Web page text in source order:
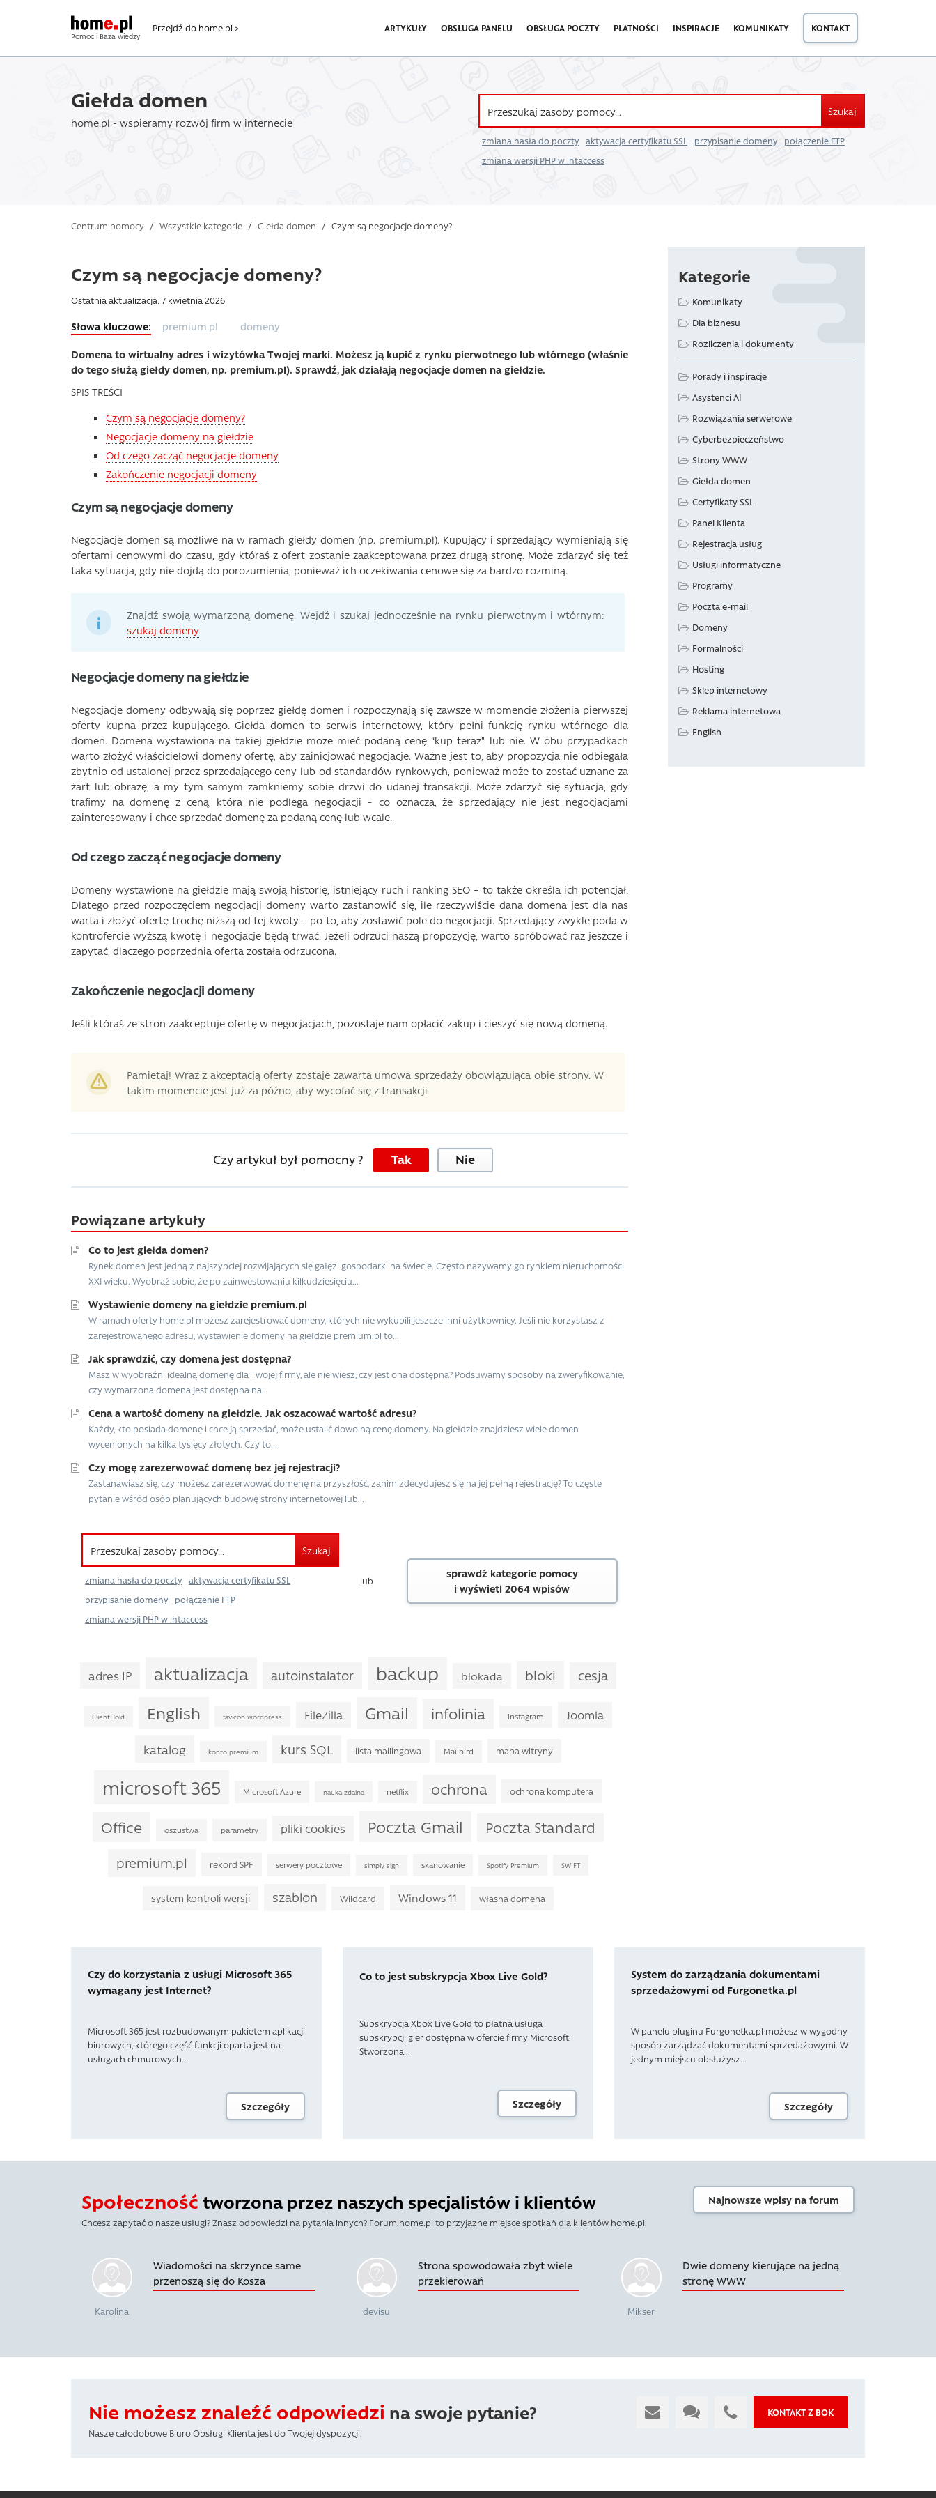
Pomoc i Baza wiedzy
Przejdź do home.pl > ARTYKUŁY OBSŁUGA PANELU OBSŁUGA POCZTY PŁATNOŚCI INSPIRACJE KOMUNIKATY KONTAKT
Giełda domen
home.pl - wspieramy rozwój firm w internecie
Szukaj
zmiana hasła do poczty aktywacja certyfikatu SSL przypisanie domeny
połączenie FTP
zmiana wersji PHP w .htaccess
Centrum pomocy / Wszystkie kategorie / Giełda domen / Czym są negocjacje domeny?
Czym są negocjacje domeny?
Ostatnia aktualizacja: 7 kwietnia 2026
premium.pl
domeny
Domena to wirtualny adres i wizytówka Twojej marki. Możesz ją kupić z rynku pierwotnego lub wtórnego (właśnie
do tego służą giełdy domen, np. premium.pl). Sprawdź, jak działają negocjacje domen na giełdzie.
SPIS TREŚCI
Czym są negocjacje domeny?
Negocjacje domeny na giełdzie
Od czego zacząć negocjacje domeny
Zakończenie negocjacji domeny
Czym są negocjacje domeny
Negocjacje domen są możliwe na w ramach giełdy domen (np. premium.pl). Kupujący i sprzedający wymieniają się
ofertami cenowymi do czasu, gdy któraś z ofert zostanie zaakceptowana przez drugą stronę. Może zdarzyć się też
taka sytuacja, gdy nie dojdą do porozumienia, ponieważ ich oczekiwania cenowe się za bardzo rozminą.
Znajdź swoją wymarzoną domenę. Wejdź i szukaj jednocześnie na rynku pierwotnym i wtórnym:
szukaj domeny
Negocjacje domeny na giełdzie
Negocjacje domeny odbywają się poprzez giełdę domen i rozpoczynają się zawsze w momencie złożenia pierwszej
oferty kupna przez kupującego. Giełda domen to serwis internetowy, który pełni funkcję rynku wtórnego dla
domen. Domena wystawiona na takiej giełdzie może mieć podaną cenę “kup teraz” lub nie. W obu przypadkach
warto złożyć właścicielowi domeny ofertę, aby zainicjować negocjacje. Ważne jest to, aby propozycja nie odbiegała
zbytnio od ustalonej przez sprzedającego ceny lub od standardów rynkowych, ponieważ może to zostać uznane za
żart lub obrazę, a my tym samym zamkniemy sobie drzwi do udanej transakcji. Może zdarzyć się sytuacja, gdy
trafimy na domenę z ceną, która nie podlega negocjacji – co oznacza, że sprzedający nie jest negocjacjami
zainteresowany i chce sprzedać domenę za podaną cenę lub wcale.
Od czego zacząć negocjacje domeny
Domeny wystawione na giełdzie mają swoją historię, istniejący ruch i ranking SEO – to także określa ich potencjał.
Dlatego przed rozpoczęciem negocjacji domeny warto zastanowić się, ile rzeczywiście dana domena jest dla nas
warta i złożyć ofertę trochę niższą od tej kwoty – po to, aby zostawić pole do negocjacji. Sprzedający zwykle poda w
kontrofercie wyższą kwotę i negocjacje będą trwać. Jeżeli odrzuci naszą propozycję, warto spróbować raz jeszcze i
zapytać, dlaczego poprzednia oferta została odrzucona.
Zakończenie negocjacji domeny
Jeśli któraś ze stron zaakceptuje ofertę w negocjacjach, pozostaje nam opłacić zakup i cieszyć się nową domeną.
Pamietaj! Wraz z akceptacją oferty zostaje zawarta umowa sprzedaży obowiązująca obie strony. W
takim momencie jest już za późno, aby wycofać się z transakcji
Czy artykuł był pomocny ? Tak Nie
Powiązane artykuły
Co to jest giełda domen?
Rynek domen jest jedną z najszybciej rozwijających się gałęzi gospodarki na świecie. Często nazywamy go rynkiem nieruchomości
XXI wieku. Wyobraź sobie, że po zainwestowaniu kilkudziesięciu...
Wystawienie domeny na giełdzie premium.pl
W ramach oferty home.pl możesz zarejestrować domeny, których nie wykupili jeszcze inni użytkownicy. Jeśli nie korzystasz z
zarejestrowanego adresu, wystawienie domeny na giełdzie premium.pl to...
Jak sprawdzić, czy domena jest dostępna?
Masz w wyobraźni idealną domenę dla Twojej firmy, ale nie wiesz, czy jest ona dostępna? Podsuwamy sposoby na zweryfikowanie,
czy wymarzona domena jest dostępna na...
Cena a wartość domeny na giełdzie. Jak oszacować wartość adresu?
Każdy, kto posiada domenę i chce ją sprzedać, może ustalić dowolną cenę domeny. Na giełdzie znajdziesz wiele domen
wycenionych na kilka tysięcy złotych. Czy to...
Czy mogę zarezerwować domenę bez jej rejestracji?
Zastanawiasz się, czy możesz zarezerwować domenę na przyszłość, zanim zdecydujesz się na jej pełną rejestrację? To częste
pytanie wśród osób planujących budowę strony internetowej lub...
Szukaj
zmiana hasła do poczty
aktywacja certyfikatu SSL
przypisanie domeny
połączenie FTP
zmiana wersji PHP w .htaccess
lub
sprawdź kategorie pomocy
i wyświetl 2064 wpisów
adres IP aktualizacja autoinstalator backup blokada bloki cesja
ClientHold English favicon wordpress FileZilla Gmail infolinia instagram Joomla
katalog konto premium kurs SQL lista mailingowa Mailbird mapa witryny
microsoft 365 Microsoft Azure nauka zdalna netflix ochrona ochrona komputera
Office oszustwa parametry pliki cookies Poczta Gmail Poczta Standard
premium.pl rekord SPF serwery pocztowe simply sign skanowanie Spotify Premium SWIFT
system kontroli wersji szablon Wildcard Windows 11 własna domena
Kategorie
Komunikaty
Dla biznesu
Rozliczenia i dokumenty
Porady i inspiracje
Asystenci AI
Rozwiązania serwerowe
Cyberbezpieczeństwo
Strony WWW
Giełda domen
Certyfikaty SSL
Panel Klienta
Rejestracja usług
Usługi informatyczne
Programy
Poczta e-mail
Domeny
Formalności
Hosting
Sklep internetowy
Reklama internetowa
English
Czy do korzystania z usługi Microsoft 365
wymagany jest Internet?
Microsoft 365 jest rozbudowanym pakietem aplikacji
biurowych, którego część funkcji oparta jest na
usługach chmurowych....
Szczegóły
Co to jest subskrypcja Xbox Live Gold?
Subskrypcja Xbox Live Gold to płatna usługa
subskrypcji gier dostępna w ofercie firmy Microsoft.
Stworzona...
Szczegóły
System do zarządzania dokumentami
sprzedażowymi od Furgonetka.pl
W panelu pluginu Furgonetka.pl możesz w wygodny
sposób zarządzać dokumentami sprzedażowymi. W
jednym miejscu obsłużysz...
Szczegóły
Społeczność tworzona przez naszych specjalistów i klientów
Chcesz zapytać o nasze usługi? Znasz odpowiedzi na pytania innych? Forum.home.pl to przyjazne miejsce spotkań dla klientów home.pl.
Najnowsze wpisy na forum
Karolina
Wiadomości na skrzynce same
przenoszą się do Kosza
devisu
Strona spowodowała zbyt wiele
przekierowań
Mikser
Dwie domeny kierujące na jedną
stronę WWW
Nie możesz znaleźć odpowiedzi na swoje pytanie?
Nasze całodobowe Biuro Obsługi Klienta jest do Twojej dyspozycji.
KONTAKT Z BOK